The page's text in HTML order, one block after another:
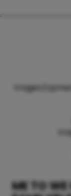
ME TO WE
Vragen/